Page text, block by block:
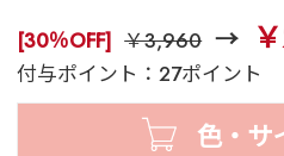
[30％OFF] ￥3,960
付与ポイント：27ポイント
色・サ